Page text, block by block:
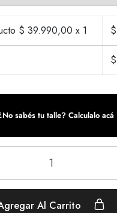
$ 39.990,00 x 1 $
$
sabés tu talle? Calculalo acá
Al Carrito